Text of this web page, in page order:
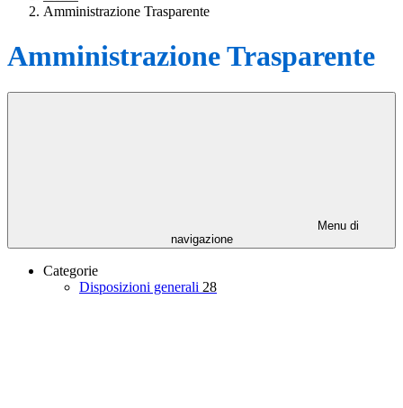
Amministrazione Trasparente
Amministrazione Trasparente
Menu di
navigazione
Categorie
Disposizioni generali 28